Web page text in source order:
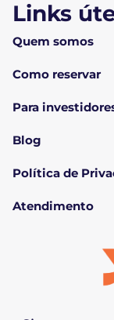
Links
Quem somos
Como reservar
Para
Blog
Política de
Atendimento